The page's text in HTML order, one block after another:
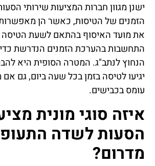
ישנן מגוון חברות המציעות שירותי
הזמנים של הטיסות, כאשר הן
את מועד האיסוף בהתאם לשעת הטיסה
התחשבות בהערכת הזמנים הנדרשת כדי
הנחוץ לנתב"ג. המטרה הסופית היא
יגיעו לטיסה בזמן בכל שעה ביום, גם
עומס בכבישים.
איזה סוגי מונית
הסעות לשדה
מדרום?